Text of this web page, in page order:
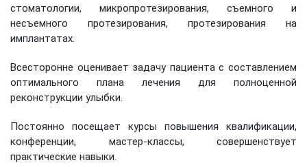
стоматологии, микропротезирования, съемного и
несъемного протезирования, протезирования на
имплантатах.
Всесторонне оценивает задачу пациента с составлением
оптимального плана лечения для полноценной
реконструкции улыбки.
Постоянно посещает курсы повышения квалификации,
конференции, мастер-классы, совершенствует
практические навыки.